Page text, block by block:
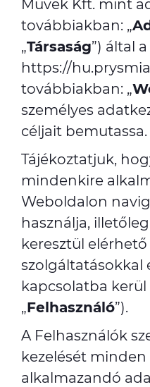
Művek Kft. mint
továbbiakban: „
„Társaság”) által a
https://
továbbiakban: „
személyes
céljait bemutassa.
Tájékoztatjuk,
mindenkire
Weboldalon
használja,
keresztül
szolgáltatásokkal
kapcsolatba
„Felhasználó”).
A Felhasználók
kezelését minden
alkalmazandó